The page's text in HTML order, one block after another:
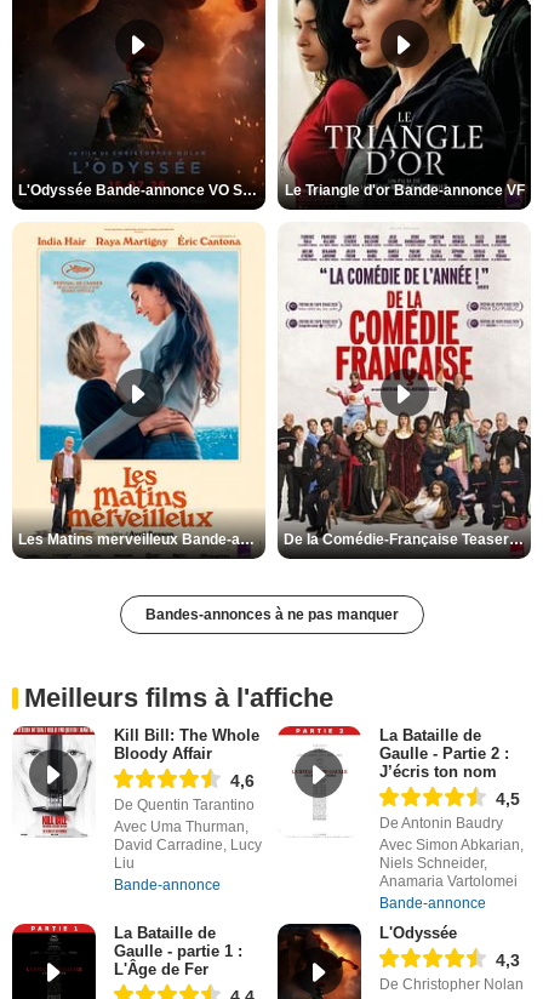
L'Odyssée Bande-annonce VO STFR Le Triangle d'or Bande-annonce VF
Les Matins merveilleux Bande-annonce VF De la Comédie-Française Teaser VF
Bandes-annonces à ne pas manquer
Meilleurs films à l'affiche
Kill Bill: The Whole
Bloody Affair
4,6
De Quentin Tarantino
Avec Uma Thurman,
David Carradine, Lucy
Liu
Bande-annonce
La Bataille de
Gaulle - Partie 2 :
J’écris ton nom
4,5
De Antonin Baudry
Avec Simon Abkarian,
Niels Schneider,
Anamaria Vartolomei
Bande-annonce
La Bataille de
Gaulle - partie 1 :
L'Âge de Fer
L'Odyssée
4,3
De Christopher Nolan